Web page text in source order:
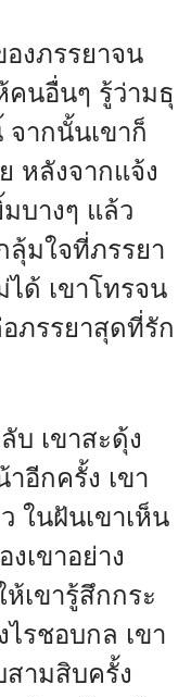
งภรรยาจน
คนอื่นๆ รู้ว่ามธุ
ากนั้นเขาก็
หลังจากแจ้ง
บางๆ แล้ว
ลุ้มใจที่ภรรยา
ด้ เขาโทรจน
ภรรยาสุดที่รัก
เขาสะดุ้ง
อีกครั้ง เขา
ในฝันเขาเห็น
เขาอย่าง
เขารู้สึกกระ
รชอบกล เขา
สามสิบครั้ง